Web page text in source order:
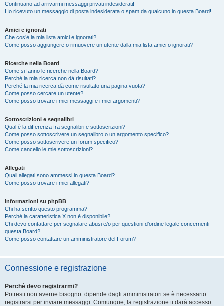
Continuano ad arrivarmi messaggi privati indesiderati!
Ho ricevuto un messaggio di posta indesiderata o spam da qualcuno in questa Board!
Amici e ignorati
Che cos’è la mia lista amici e ignorati?
Come posso aggiungere o rimuovere un utente dalla mia lista amici o ignorati?
Ricerche nella Board
Come si fanno le ricerche nella Board?
Perché la mia ricerca non dà risultati?
Perché la mia ricerca dà come risultato una pagina vuota?
Come posso cercare un utente?
Come posso trovare i miei messaggi e i miei argomenti?
Sottoscrizioni e segnalibri
Qual è la differenza fra segnalibri e sottoscrizioni?
Come posso sottoscrivere un segnalibro o un argomento specifico?
Come posso sottoscrivere un forum specifico?
Come cancello le mie sottoscrizioni?
Allegati
Quali allegati sono ammessi in questa Board?
Come posso trovare i miei allegati?
Informazioni su phpBB
Chi ha scritto questo programma?
Perché la caratteristica X non è disponibile?
Chi devo contattare per segnalare abusi e/o per questioni d’ordine legale concernenti
questa Board?
Come posso contattare un amministratore del Forum?
Connessione e registrazione
Perché devo registrarmi?
Potresti non averne bisogno: dipende dagli amministratori se è necessario
registrarsi per inviare messaggi. Comunque, la registrazione ti darà accesso